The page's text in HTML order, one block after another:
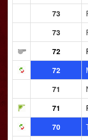
73
73
72
72
71
71
70